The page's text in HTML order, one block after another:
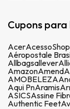
Cupons
AcerAcessoShop
Aéropostale
Allbagsallever
AmazonAmend
AMOBELEZA
Aqui PnAramis
ASICSAssine
Authentic Feet